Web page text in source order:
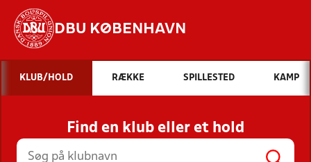
DBU KØBENHAVN
Hvad vil du søge efter?
INDHOLD OG NYHEDER
STILLINGER, RESULTATER, KLUBBER OG
HOLD
KLUB/HOLD RÆKKE SPILLESTED KAMP
Find en klub eller et hold